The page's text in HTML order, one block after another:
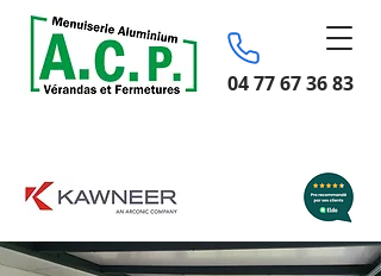
04 77 67 36 83